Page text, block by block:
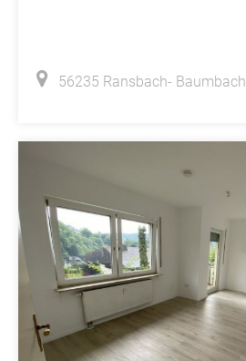
56235 Ransbach- Baumbach